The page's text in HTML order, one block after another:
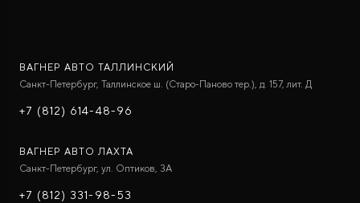
ВАГНЕР АВТО ТАЛЛИНСКИЙ
Санкт-Петербург, Таллинское ш. (Старо-Паново тер.), д. 157, лит. Д
+7 (812) 614-48-96
ВАГНЕР АВТО ЛАХТА
Санкт-Петербург, ул. Оптиков, 3A
+7 (812) 331-98-53